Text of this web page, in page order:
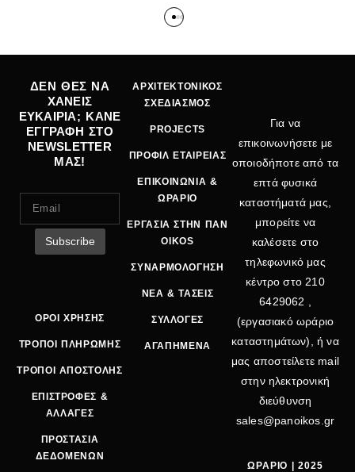
ΔΕΝ ΘΕΣ ΝΑ
ΧΑΝΕΙΣ
ΕΥΚΑΙΡΙΑ; ΚΑΝΕ
ΕΓΓΡΑΦΗ ΣΤΟ
NEWSLETTER
ΜΑΣ!
ΟΡΟΙ ΧΡΗΣΗΣ
ΤΡΟΠΟΙ ΠΛΗΡΩΜΗΣ
ΤΡΟΠΟΙ ΑΠΟΣΤΟΛΗΣ
ΕΠΙΣΤΡΟΦΕΣ &
ΑΛΛΑΓΕΣ
ΠΡΟΣΤΑΣΙΑ
ΔΕΔΟΜΕΝΩΝ
ΑΡΧΙΤΕΚΤΟΝΙΚΟΣ
ΣΧΕΔΙΑΣΜΟΣ
PROJECTS
ΠΡΟΦΙΛ ΕΤΑΙΡΕΙΑΣ
ΕΠΙΚΟΙΝΩΝΙΑ &
ΩΡΑΡΙΟ
ΕΡΓΑΣΙΑ ΣΤΗΝ ΠΑΝ
OIKOS
ΣΥΝΑΡΜΟΛΟΓΗΣΗ
ΝΕΑ & ΤΑΣΕΙΣ
ΣΥΛΛΟΓΕΣ
ΑΓΑΠΗΜΕΝΑ
Για να
επικοινωνήσετε με
οποιοδήποτε από τα
επτά φυσικά
καταστήματά μας,
μπορείτε να
καλέσετε στο
τηλεφωνικό μας
κέντρο στο 210
6429062
(εργασιακό ωράριο
καταστημάτων), ή να
μας αποστείλετε mail
στην ηλεκτρονική
διεύθυνση
sales@panoikos.gr
ΩΡΑΡΙΟ | 2025